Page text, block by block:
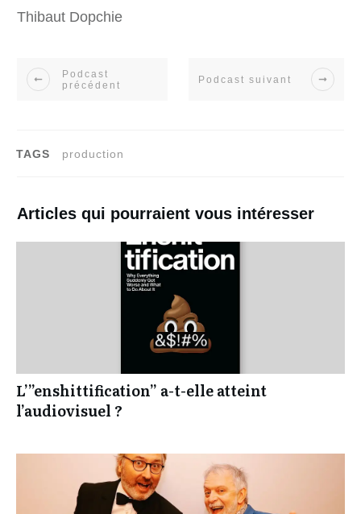
Thibaut Dopchie
Podcast
précédent
Podcast suivant
TAGS production
Articles qui pourraient vous intéresser
L’”enshittification” a-t-elle atteint
l’audiovisuel ?